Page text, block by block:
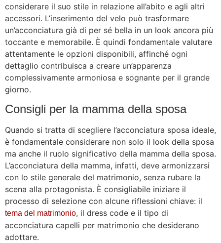
considerare il suo stile in relazione all’abito e agli altri
accessori. L’inserimento del velo può trasformare
un’acconciatura già di per sé bella in un look ancora più
toccante e memorabile. È quindi fondamentale valutare
attentamente le opzioni disponibili, affinché ogni
dettaglio contribuisca a creare un’apparenza
complessivamente armoniosa e sognante per il grande
giorno.
Consigli per la mamma della sposa
Quando si tratta di scegliere l’acconciatura sposa ideale,
è fondamentale considerare non solo il look della sposa
ma anche il ruolo significativo della mamma della sposa.
L’acconciatura della mamma, infatti, deve armonizzarsi
con lo stile generale del matrimonio, senza rubare la
scena alla protagonista. È consigliabile iniziare il
processo di selezione con alcune riflessioni chiave: il
tema del matrimonio, il dress code e il tipo di
acconciatura capelli per matrimonio che desiderano
adottare.